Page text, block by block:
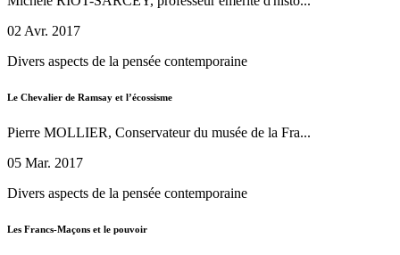
02 Avr. 2017
Divers aspects de la pensée contemporaine
Le Chevalier de Ramsay et l’écossisme
Pierre MOLLIER, Conservateur du musée de la Fra...
05 Mar. 2017
Divers aspects de la pensée contemporaine
Les Francs-Maçons et le pouvoir